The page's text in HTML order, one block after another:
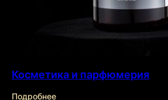
Косметика и парфюмерия
Подробнее